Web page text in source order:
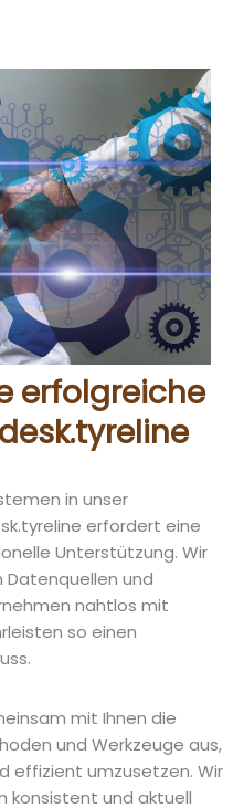
erfolgreiche
in unser
erfordert eine
Unterstützung. Wir
Datenquellen und
nahtlos mit
so einen
mit Ihnen die
und Werkzeuge aus,
effizient umzusetzen. Wir
konsistent und aktuell